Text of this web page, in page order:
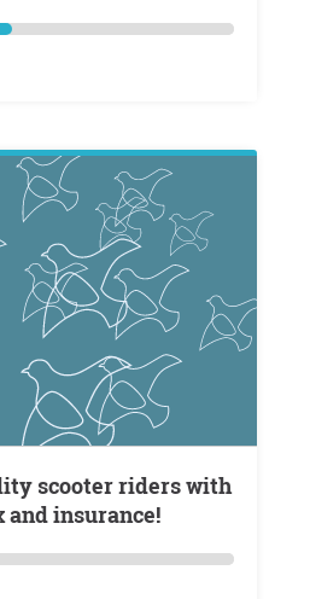
and insurance!